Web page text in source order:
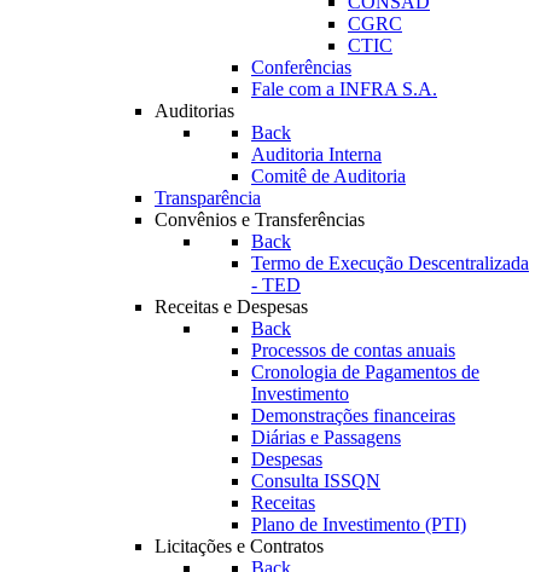
CGRC
CTIC
Conferências
Fale com a INFRA S.A.
Auditorias
Back
Auditoria Interna
Comitê de Auditoria
Transparência
Convênios e Transferências
Back
Termo de Execução Descentralizada
- TED
Receitas e Despesas
Back
Processos de contas anuais
Cronologia de Pagamentos de
Investimento
Demonstrações financeiras
Diárias e Passagens
Despesas
Consulta ISSQN
Receitas
Plano de Investimento (PTI)
Licitações e Contratos
Back